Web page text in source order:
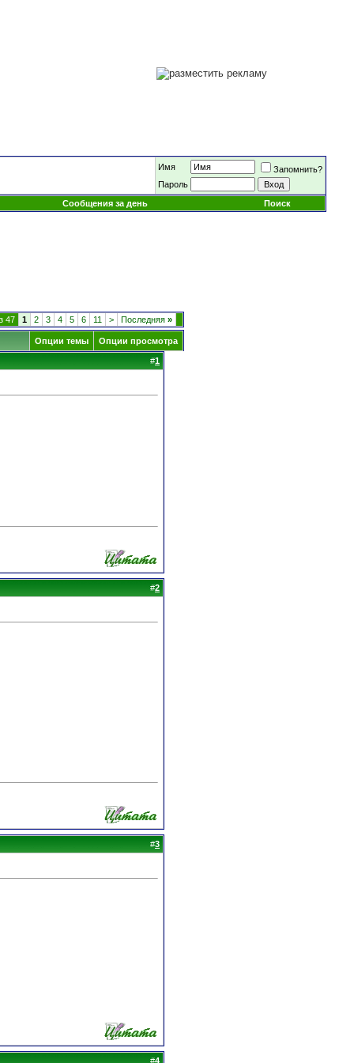
Имя
Запомнить?
Пароль
Сообщения за день
Поиск
47 1 2 3 4 5 6 11 > Последняя »
Опции темы Опции просмотра
#1
#2
#3
#4